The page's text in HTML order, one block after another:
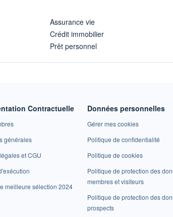
Assurance vie
Crédit immobilier
Prêt personnel
Contractuelle
générales
et CGU
meilleure sélection 2024
Données personnelles
Gérer mes cookies
Politique de confidentialité
Politique de cookies
Politique de protection des
membres et visiteurs
Politique de protection des
prospects